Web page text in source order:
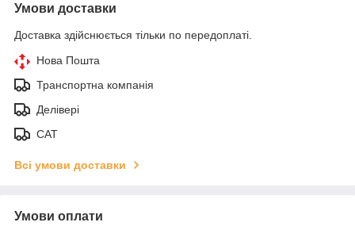
Умови доставки
Доставка здійснюється тільки по передоплаті.
Нова Пошта
Транспортна компанія
Делівері
САТ
Всі умови доставки
Умови оплати